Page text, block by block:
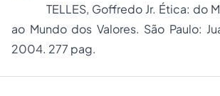
TELLES, Goffredo Jr. Ética: do
ao Mundo dos Valores. São Paulo:
2004. 277 pag.